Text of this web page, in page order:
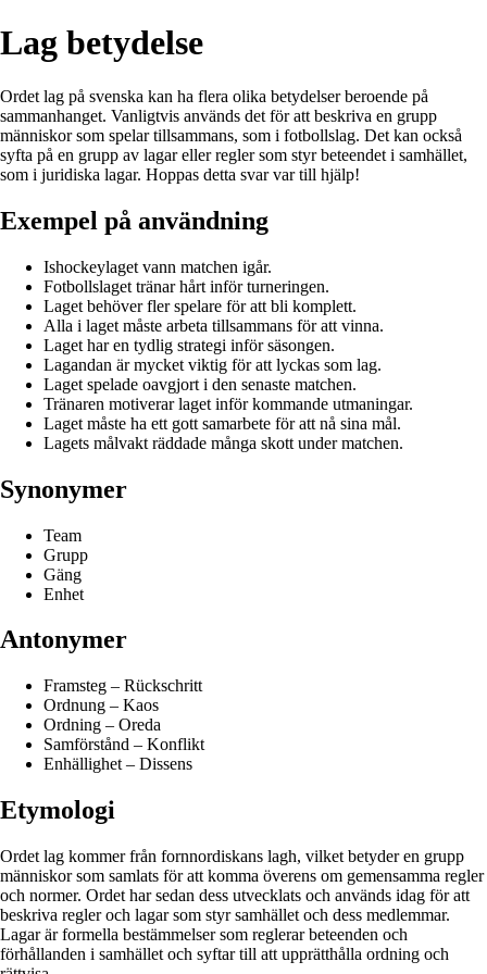
Lag betydelse
Ordet lag på svenska kan ha flera olika betydelser beroende på
sammanhanget. Vanligtvis används det för att beskriva en grupp
människor som spelar tillsammans, som i fotbollslag. Det kan också
syfta på en grupp av lagar eller regler som styr beteendet i samhället,
som i juridiska lagar. Hoppas detta svar var till hjälp!
Exempel på användning
Ishockeylaget vann matchen igår.
Fotbollslaget tränar hårt inför turneringen.
Laget behöver fler spelare för att bli komplett.
Alla i laget måste arbeta tillsammans för att vinna.
Laget har en tydlig strategi inför säsongen.
Lagandan är mycket viktig för att lyckas som lag.
Laget spelade oavgjort i den senaste matchen.
Tränaren motiverar laget inför kommande utmaningar.
Laget måste ha ett gott samarbete för att nå sina mål.
Lagets målvakt räddade många skott under matchen.
Synonymer
Team
Grupp
Gäng
Enhet
Antonymer
Framsteg – Rückschritt
Ordnung – Kaos
Ordning – Oreda
Samförstånd – Konflikt
Enhällighet – Dissens
Etymologi
Ordet lag kommer från fornnordiskans lagh, vilket betyder en grupp
människor som samlats för att komma överens om gemensamma regler
och normer. Ordet har sedan dess utvecklats och används idag för att
beskriva regler och lagar som styr samhället och dess medlemmar.
Lagar är formella bestämmelser som reglerar beteenden och
förhållanden i samhället och syftar till att upprätthålla ordning och